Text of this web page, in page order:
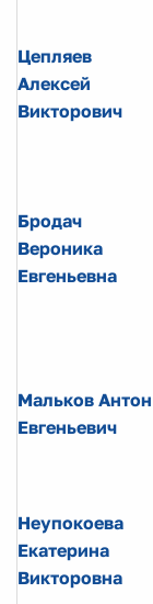
Цепляев
Алексей
Викторович
Бродач
Вероника
Евгеньевна
Мальков Антон
Евгеньевич
Неупокоева
Екатерина
Викторовна